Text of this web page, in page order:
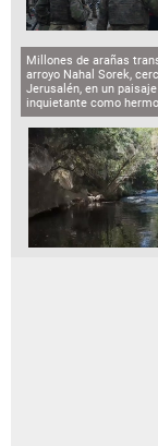
Millones de arañas
arroyo Nahal Sorek,
Jerusalén, en un
inquietante como